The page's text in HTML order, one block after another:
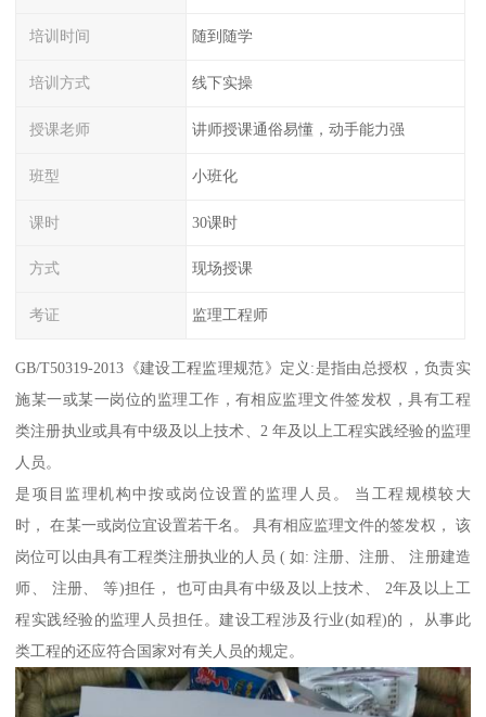
培训时间 随到随学
培训方式 线下实操
授课老师 讲师授课通俗易懂，动手能力强
班型 小班化
课时 30课时
方式 现场授课
考证 监理工程师
GB/T50319-2013《建设工程监理规范》定义:是指由总授权，负责实
施某一或某一岗位的监理工作，有相应监理文件签发权，具有工程
类注册执业或具有中级及以上技术、2 年及以上工程实践经验的监理
人员。
是项目监理机构中按或岗位设置的监理人员。 当工程规模较大
时， 在某一或岗位宜设置若干名。 具有相应监理文件的签发权， 该
岗位可以由具有工程类注册执业的人员 ( 如: 注册、注册、 注册建造
师、 注册、 等)担任， 也可由具有中级及以上技术、 2年及以上工
程实践经验的监理人员担任。建设工程涉及行业(如程)的， 从事此
类工程的还应符合国家对有关人员的规定。